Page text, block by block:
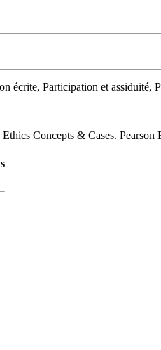
écrite, Participation et assiduité,
Concepts & Cases.